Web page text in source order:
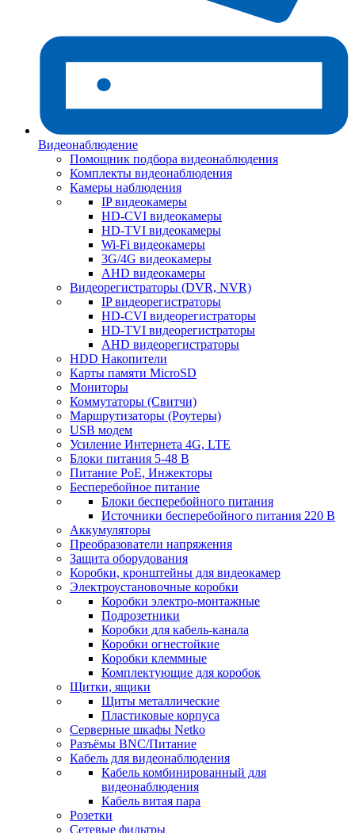
Видеонаблюдение
Помощник подбора видеонаблюдения
Комплекты видеонаблюдения
Камеры наблюдения
IP видеокамеры
HD-CVI видеокамеры
HD-TVI видеокамеры
Wi-Fi видеокамеры
3G/4G видеокамеры
AHD видеокамеры
Видеорегистраторы (DVR, NVR)
IP видеорегистраторы
HD-CVI видеорегистраторы
HD-TVI видеорегистраторы
AHD видеорегистраторы
HDD Накопители
Карты памяти MicroSD
Мониторы
Коммутаторы (Свитчи)
Маршрутизаторы (Роутеры)
USB модем
Усиление Интернета 4G, LTE
Блоки питания 5-48 В
Питание PoE, Инжекторы
Бесперебойное питание
Блоки бесперебойного питания
Источники бесперебойного питания 220 В
Аккумуляторы
Преобразователи напряжения
Защита оборудования
Коробки, кронштейны для видеокамер
Электроустановочные коробки
Коробки электро-монтажные
Подрозетники
Коробки для кабель-канала
Коробки огнестойкие
Коробки клеммные
Комплектующие для коробок
Щитки, ящики
Щиты металлические
Пластиковые корпуса
Серверные шкафы Netko
Разъёмы BNC/Питание
Кабель для видеонаблюдения
Кабель комбинированный для
видеонаблюдения
Кабель витая пара
Розетки
Сетевые фильтры